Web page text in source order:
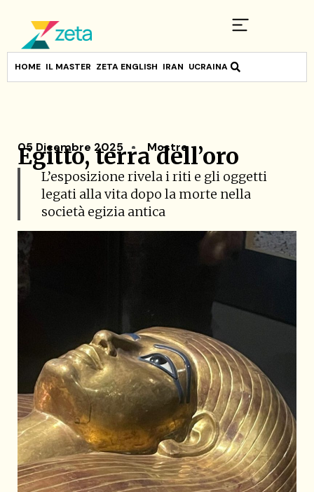
HOME IL MASTER ZETA ENGLISH IRAN UCRAINA
05 Dicembre 2025 Mostre
Egitto, terra dell’oro
L’esposizione rivela i riti e gli oggetti
legati alla vita dopo la morte nella
società egizia antica